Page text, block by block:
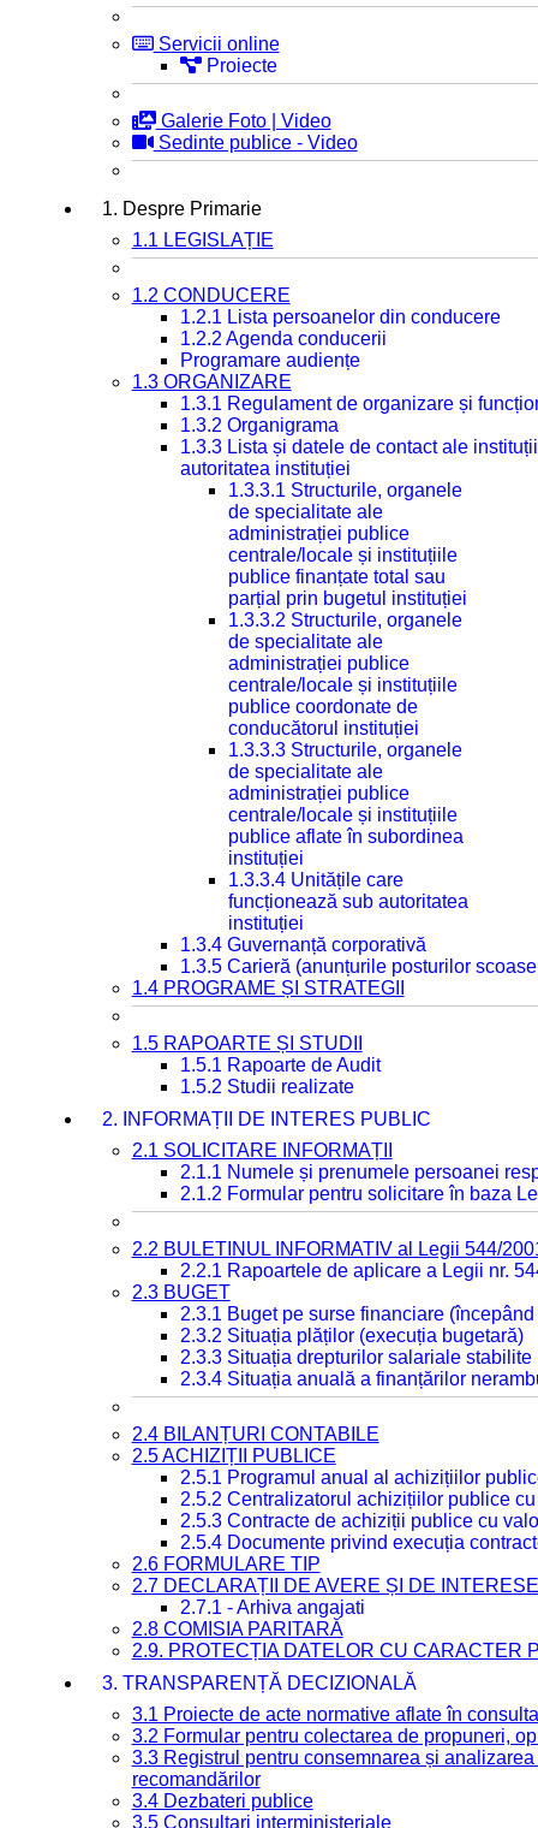
Servicii online
Proiecte
Galerie Foto | Video
Sedinte publice - Video
1. Despre Primarie
1.1 LEGISLAȚIE
1.2 CONDUCERE
1.2.1 Lista persoanelor din conducere
1.2.2 Agenda conducerii
Programare audiențe
1.3 ORGANIZARE
1.3.1 Regulament de organizare și
1.3.2 Organigrama
1.3.3 Lista și datele de contact ale
autoritatea instituției
1.3.3.1 Structurile, organele
de specialitate ale
administrației publice
centrale/locale și instituțiile
publice finanțate total sau
parțial prin bugetul instituției
1.3.3.2 Structurile, organele
de specialitate ale
administrației publice
centrale/locale și instituțiile
publice coordonate de
conducătorul instituției
1.3.3.3 Structurile, organele
de specialitate ale
administrației publice
centrale/locale și instituțiile
publice aflate în subordinea
instituției
1.3.3.4 Unitățile care
funcționează sub autoritatea
instituției
1.3.4 Guvernanță corporativă
1.3.5 Carieră (anunțurile posturilor
1.4 PROGRAME ȘI STRATEGII
1.5 RAPOARTE ȘI STUDII
1.5.1 Rapoarte de Audit
1.5.2 Studii realizate
2. INFORMAȚII DE INTERES PUBLIC
2.1 SOLICITARE INFORMAȚII
2.1.1 Numele și prenumele persoanei
2.1.2 Formular pentru solicitare în baza
2.2 BULETINUL INFORMATIV al Legii 544/
2.2.1 Rapoartele de aplicare a Legii nr.
2.3 BUGET
2.3.1 Buget pe surse financiare
2.3.2 Situația plăților (execuția bugetară)
2.3.3 Situația drepturilor salariale
2.3.4 Situația anuală a finanțărilor
2.4 BILANȚURI CONTABILE
2.5 ACHIZIȚII PUBLICE
2.5.1 Programul anual al achizițiilor
2.5.2 Centralizatorul achizițiilor publice
2.5.3 Contracte de achiziții publice cu
2.5.4 Documente privind execuția
2.6 FORMULARE TIP
2.7 DECLARAȚII DE AVERE ȘI DE INTERESE
2.7.1 - Arhiva angajati
2.8 COMISIA PARITARĂ
2.9. PROTECȚIA DATELOR CU CARACTER
3. TRANSPARENȚĂ DECIZIONALĂ
3.1 Proiecte de acte normative aflate în
3.2 Formular pentru colectarea de propuneri,
3.3 Registrul pentru consemnarea și
recomandărilor
3.4 Dezbateri publice
3.5 Consultari interministeriale